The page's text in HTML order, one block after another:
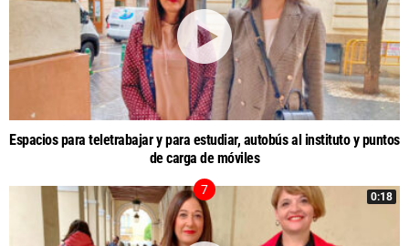
Espacios para teletrabajar y para estudiar, autobús al instituto y puntos
de carga de móviles
0:18